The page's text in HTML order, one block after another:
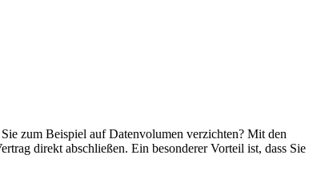
zum Beispiel auf Datenvolumen verzichten? Mit den
direkt abschließen. Ein besonderer Vorteil ist, dass Sie